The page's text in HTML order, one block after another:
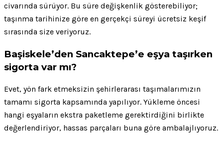
civarında sürüyor. Bu süre değişkenlik gösterebiliyor;
taşınma tarihinize göre en gerçekçi süreyi ücretsiz keşif
sırasında size veriyoruz.
Başiskele’den Sancaktepe’e eşya taşırken
sigorta var mı?
Evet, yön fark etmeksizin şehirlerarası taşımalarımızın
tamamı sigorta kapsamında yapılıyor. Yükleme öncesi
hangi eşyaların ekstra paketleme gerektirdiğini birlikte
değerlendiriyor, hassas parçaları buna göre ambalajlıyoruz.